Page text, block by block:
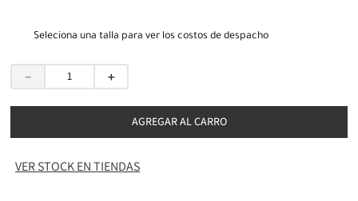
Seleciona una talla para ver los costos de despacho
＋
－
AGREGAR AL CARRO
VER STOCK EN TIENDAS